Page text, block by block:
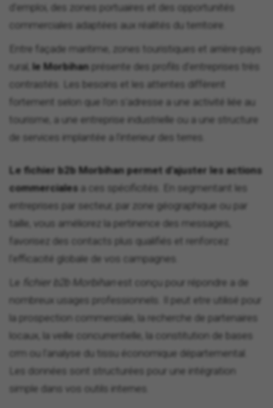
d'emploi, des zones portuaires et des opportunités
commerciales adaptées aux réalités du territoire.
Entre façade maritime, zones touristiques et arrière-pays
rural, le Morbihan présente des profils d'entreprises très
contrastés. Les besoins et les attentes diffèrent
fortement selon que l'on s'adresse a une activité liée au
tourisme, a une entreprise industrielle ou a une structure
de services implantée a l'interieur des terres.
Le fichier b2b Morbihan permet d'ajuster les actions
commerciales a ces spécificités. En segmentant les
entreprises par secteur, par zone géographique ou par
taille, vous améliorez la pertinence des messages,
favorisez des contacts plus qualifiés et renforcez
l'efficacité globale de vos campagnes.
Le
fichier b2b Morbihan est conçu pour répondre a de
nombreux usages professionnels. Il peut etre utilisé pour
la prospection commerciale, la recherche de partenaires
locaux, la veille concurrentielle, la constitution de bases
crm ou l'analyse du tissu économique départemental.
Les données sont structurées pour une intégration
simple dans vos outils internes.